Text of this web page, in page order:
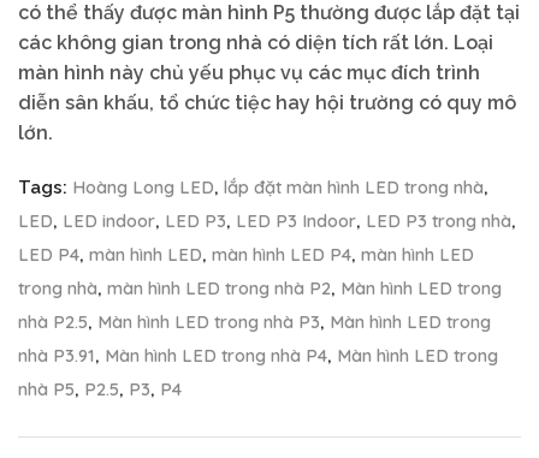
có thể thấy được màn hình P5 thường được lắp đặt tại
các không gian trong nhà có diện tích rất lớn. Loại
màn hình này chủ yếu phục vụ các mục đích trình
diễn sân khấu, tổ chức tiệc hay hội trường có quy mô
lớn.
Tags: Hoàng Long LED, lắp đặt màn hình LED trong nhà,
LED, LED indoor, LED P3, LED P3 Indoor, LED P3 trong nhà,
LED P4, màn hình LED, màn hình LED P4, màn hình LED
trong nhà, màn hình LED trong nhà P2, Màn hình LED trong
nhà P2.5, Màn hình LED trong nhà P3, Màn hình LED trong
nhà P3.91, Màn hình LED trong nhà P4, Màn hình LED trong
nhà P5, P2.5, P3, P4